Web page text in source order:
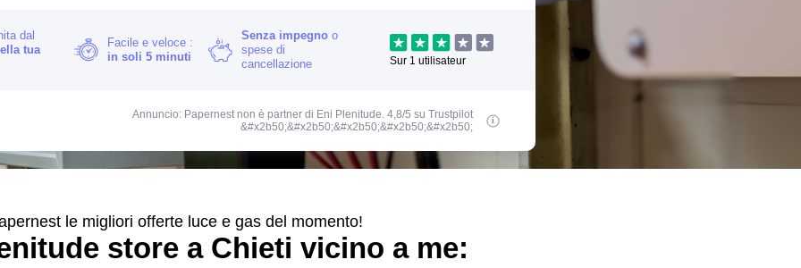
dal
tua
Facile e veloce :
in soli 5 minuti
Senza impegno o
spese di
cancellazione
Sur 1 utilisateur
Annuncio: Papernest non è partner di Eni Plenitude. 4,8/5 su Trustpilot
&#x2b50;&#x2b50;&#x2b50;&#x2b50;&#x2b50;
le migliori offerte luce e gas del momento!
store a Chieti vicino a me: